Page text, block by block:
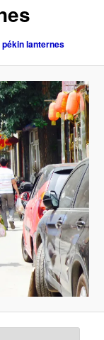
pékin lanternes